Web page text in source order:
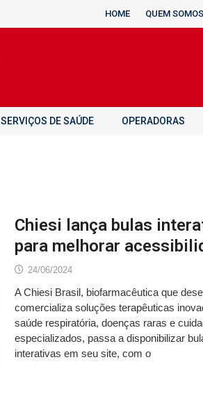
HOME QUEM SOMOS
SERVIÇOS DE SAÚDE OPERADORAS
Chiesi lança bulas
para melhorar
24/06/2024
A Chiesi Brasil, biofarmacêutica que
comercializa soluções terapêuticas
saúde respiratória, doenças raras e
especializados, passa a disponibilizar
interativas em seu site, com o